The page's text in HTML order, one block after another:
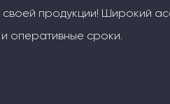
своей продукции! Широкий
оперативные сроки.